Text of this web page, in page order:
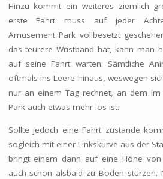
Hinzu kommt ein weiteres ziemlich
erste Fahrt muss auf jeder
Amusement Park vollbesetzt
das teurere Wristband hat, kann man
auf seine Fahrt warten. Sämtliche
oftmals ins Leere hinaus, weswegen
nur an einem Tag rechnet, an dem im
Park auch etwas mehr los ist.
Sollte jedoch eine Fahrt zustande
sogleich mit einer Linkskurve aus der
bringt einem dann auf eine Höhe
auch schon alsbald zu Boden stürzen.